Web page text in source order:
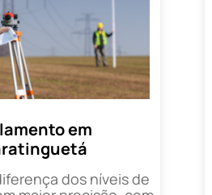
em
dos níveis de